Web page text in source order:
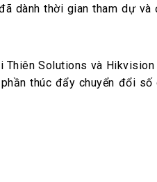
dành thời gian tham dự và
Thiên Solutions và
thúc đẩy chuyển đổi